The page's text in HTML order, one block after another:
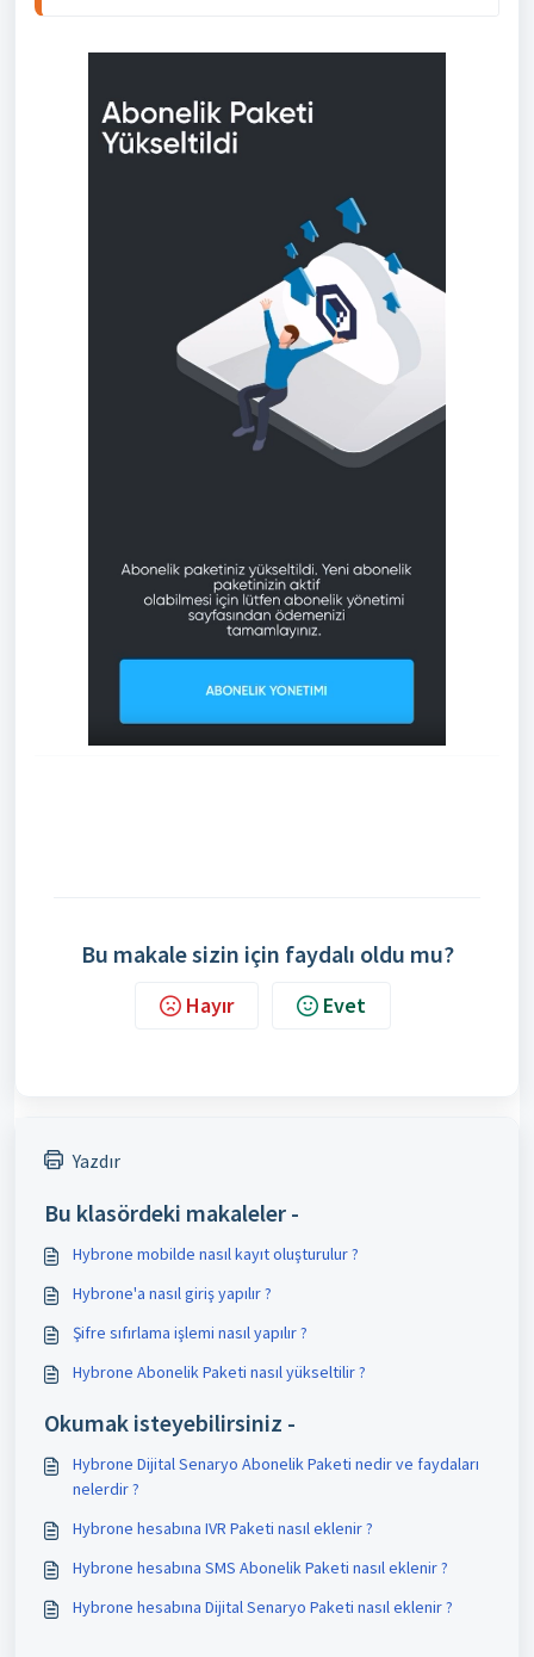
Bu makale sizin için faydalı oldu mu?
Hayır Evet
Yazdır
Bu klasördeki makaleler -
Hybrone mobilde nasıl kayıt oluşturulur ?
Hybrone'a nasıl giriş yapılır ?
Şifre sıfırlama işlemi nasıl yapılır ?
Hybrone Abonelik Paketi nasıl yükseltilir ?
Okumak isteyebilirsiniz -
Hybrone Dijital Senaryo Abonelik Paketi nedir ve faydaları
nelerdir ?
Hybrone hesabına IVR Paketi nasıl eklenir ?
Hybrone hesabına SMS Abonelik Paketi nasıl eklenir ?
Hybrone hesabına Dijital Senaryo Paketi nasıl eklenir ?